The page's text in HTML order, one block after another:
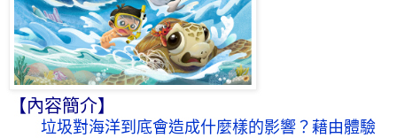
【內容簡介】
垃圾對海洋到底會造成什麼樣的影響？藉由體驗